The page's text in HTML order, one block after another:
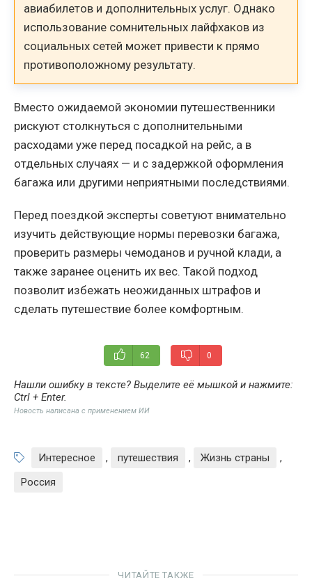
авиабилетов и дополнительных услуг. Однако
использование сомнительных лайфхаков из
социальных сетей может привести к прямо
противоположному результату.
Вместо ожидаемой экономии путешественники
рискуют столкнуться с дополнительными
расходами уже перед посадкой на рейс, а в
отдельных случаях — и с задержкой оформления
багажа или другими неприятными последствиями.
Перед поездкой эксперты советуют внимательно
изучить действующие нормы перевозки багажа,
проверить размеры чемоданов и ручной клади, а
также заранее оценить их вес. Такой подход
позволит избежать неожиданных штрафов и
сделать путешествие более комфортным.
62 0
Нашли ошибку в тексте? Выделите её мышкой и нажмите:
Ctrl + Enter.
Новость написана с применением ИИ
Интересное , путешествия , Жизнь страны
,
Россия
ЧИТАЙТЕ ТАКЖЕ